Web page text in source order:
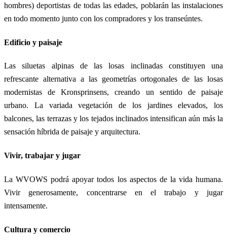
hombres) deportistas de todas las edades, poblarán las instalaciones
en todo momento junto con los compradores y los transeúntes.
Edificio y paisaje
Las siluetas alpinas de las losas inclinadas constituyen una
refrescante alternativa a las geometrías ortogonales de las losas
modernistas de Kronsprinsens, creando un sentido de paisaje
urbano. La variada vegetación de los jardines elevados, los
balcones, las terrazas y los tejados inclinados intensifican aún más la
sensación híbrida de paisaje y arquitectura.
Vivir, trabajar y jugar
La WVOWS podrá apoyar todos los aspectos de la vida humana.
Vivir generosamente, concentrarse en el trabajo y jugar
intensamente.
Cultura y comercio